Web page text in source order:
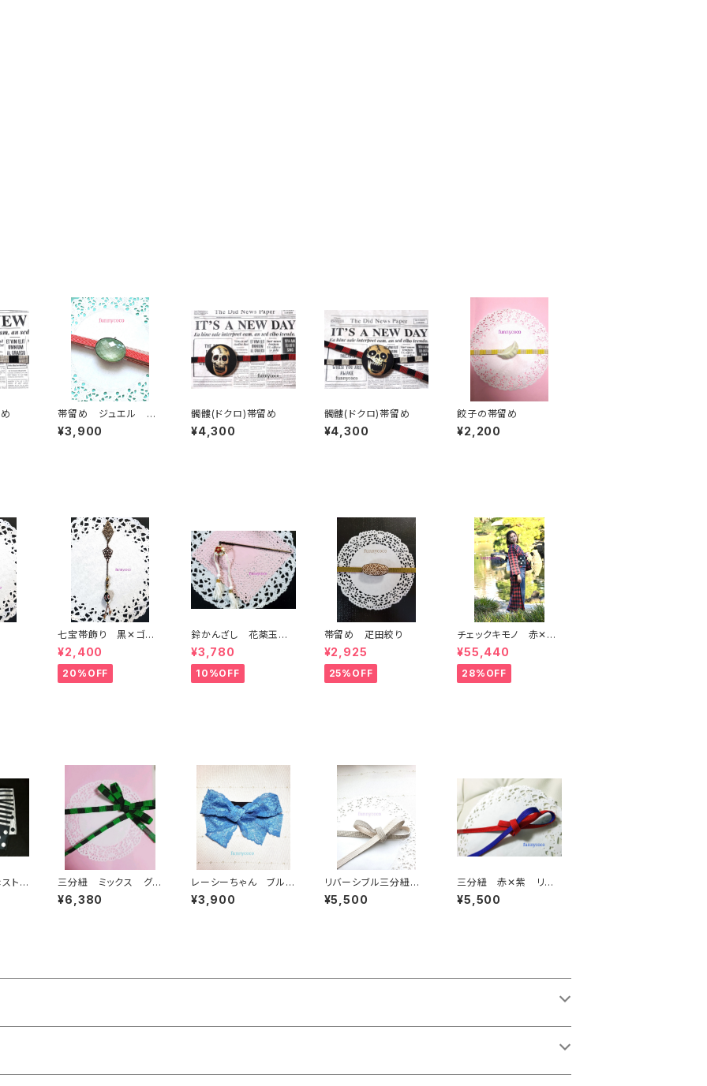
帯留め ジュエル 薄
ミドリ
¥3,900
髑髏(ドクロ)帯留め
¥4,300
髑髏(ドクロ)帯留め
¥4,300
餃子の帯留め
¥2,200
七宝帯飾り 黒✕ゴー
ルド
¥2,400
20%OFF
鈴かんざし 花薬玉
白✕赤
¥3,780
10%OFF
帯留め 疋田絞り
¥2,925
25%OFF
チェックキモノ 赤✕紺
デニム
¥55,440
28%OFF
トラ
三分紐 ミックス グリ
ーン×ブラック
¥6,380
レーシーちゃん ブル
ー
¥3,900
リバーシブル三分紐
白×シルバー
¥5,500
三分紐 赤✕紫 リバ
ーシブル
¥5,500